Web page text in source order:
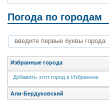
Погода по городам
Избранные города
Добавить этот город в Избранное
Али-Бердуковский